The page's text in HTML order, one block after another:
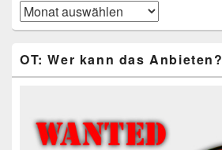
Blog-
Beiträge
OT: Wer kann das Anbieten?